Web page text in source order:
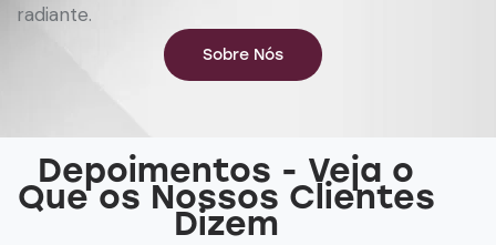
radiante.
Sobre Nós
Depoimentos - Veja o
Que os Nossos Clientes
Dizem